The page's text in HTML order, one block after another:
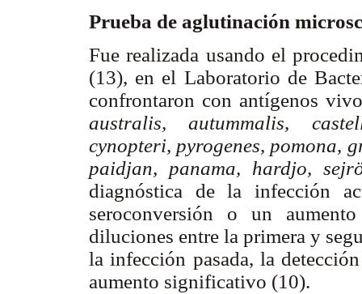
Prueba de aglutinación
Fue realizada usando el
(13), en el Laboratorio de
confrontaron con antígenos
australis, autummalis,
cynopteri, pyrogenes, pomona,
paidjan, panama, hardjo,
diagnóstica de la infección
seroconversión o un
diluciones entre la primera y
la infección pasada, la
aumento significativo (10).